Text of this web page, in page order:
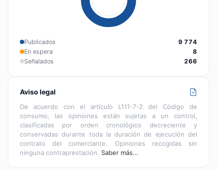
Publicados
9 774
En espera
8
Señalados
266
Aviso legal
De acuerdo con el artículo L111-7-2 del Código de
consumo, las opiniones están sujetas a un control,
clasificadas por orden cronológico decreciente y
conservadas durante toda la duración de ejecución del
contrato del comerciante. Opiniones recogidas sin
ninguna contraprestación. Saber más…